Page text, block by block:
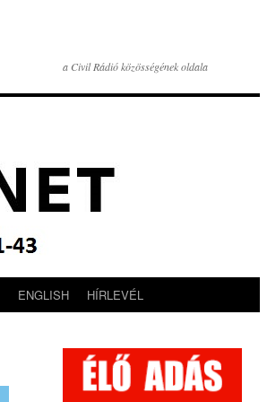
a Civil Rádió közösségének oldala
ENGLISH HÍRLEVÉL